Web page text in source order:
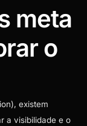
meta
o
existem
a visibilidade e o